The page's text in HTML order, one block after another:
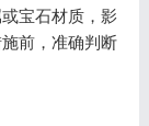
宝石材质，影
前，准确判断